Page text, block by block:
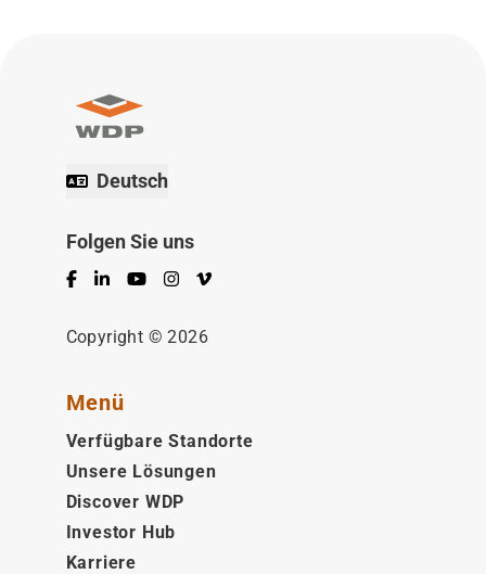
Deutsch
Folgen Sie uns
Facebook
LinkedInYouTubeInstagram
Vimeo
Copyright © 2026
Menü
Verfügbare Standorte
Unsere Lösungen
Discover WDP
Investor Hub
Karriere